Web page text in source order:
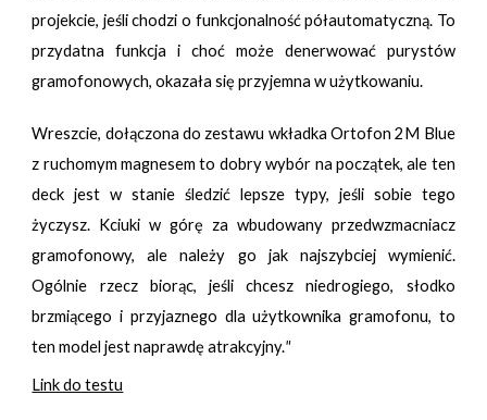
projekcie, jeśli chodzi o funkcjonalność półautomatyczną. To
przydatna funkcja i choć może denerwować purystów
gramofonowych, okazała się przyjemna w użytkowaniu.
Wreszcie, dołączona do zestawu wkładka Ortofon 2M Blue
z ruchomym magnesem to dobry wybór na początek, ale ten
deck jest w stanie śledzić lepsze typy, jeśli sobie tego
życzysz. Kciuki w górę za wbudowany przedwzmacniacz
gramofonowy, ale należy go jak najszybciej wymienić.
Ogólnie rzecz biorąc, jeśli chcesz niedrogiego, słodko
brzmiącego i przyjaznego dla użytkownika gramofonu, to
ten model jest naprawdę atrakcyjny."
Link do testu